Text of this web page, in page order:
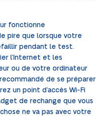
fonctionne
pire que lorsque votre
pendant le test.
l’Internet et les
ou de votre ordinateur
de se préparer
un point d’accès Wi-Fi
de rechange que vous
ne va pas avec votre